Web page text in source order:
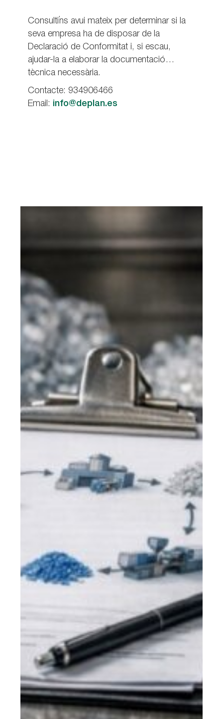
Consulti’ns avui mateix per determinar si la
seva empresa ha de disposar de la
Declaració de Conformitat i, si escau,
ajudar-la a elaborar la documentació
tècnica necessària.
Contacte: 934906466
Email: info@deplan.es